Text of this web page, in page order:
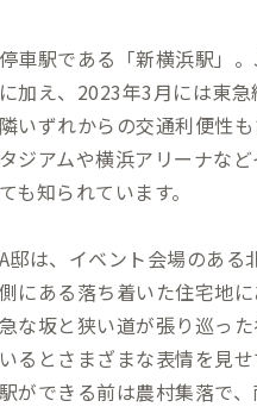
車駅である「新横浜駅」
加え、2023年3月には東
いずれからの交通利便性も
ジアムや横浜アリーナな
も知られています。
邸は、イベント会場のある
にある落ち着いた住宅地に
な坂と狭い道が張り巡っ
るとさまざまな表情を見
ができる前は農村集落で